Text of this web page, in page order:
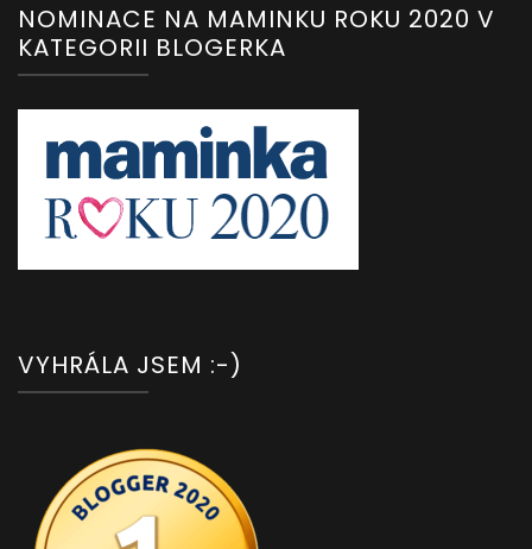
NOMINACE NA MAMINKU ROKU 2020 V
KATEGORII BLOGERKA
VYHRÁLA JSEM :-)